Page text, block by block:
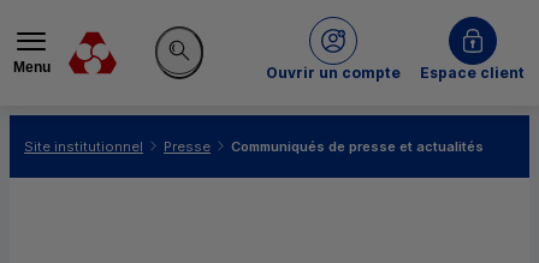
Menu
Rechercher sur le site
Ouvrir un compte
du Crédit MutuelEspace client
Site institutionnel Presse Communiqués de presse et actualités